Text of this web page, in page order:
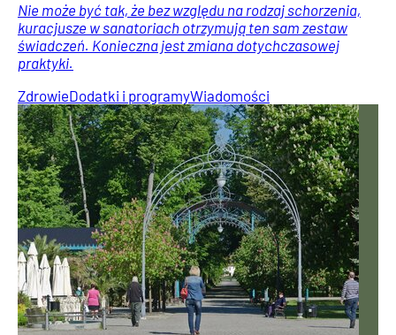
Nie może być tak, że bez względu na rodzaj schorzenia,
kuracjusze w sanatoriach otrzymują ten sam zestaw
świadczeń. Konieczna jest zmiana dotychczasowej
praktyki.
ZdrowieDodatki i programyWiadomości